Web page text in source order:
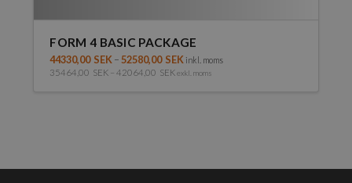
FORM 4 BASIC PACKAGE
44330,00 SEK –52580,00 SEK inkl. moms
35464,00 SEK –42064,00 SEK exkl. moms